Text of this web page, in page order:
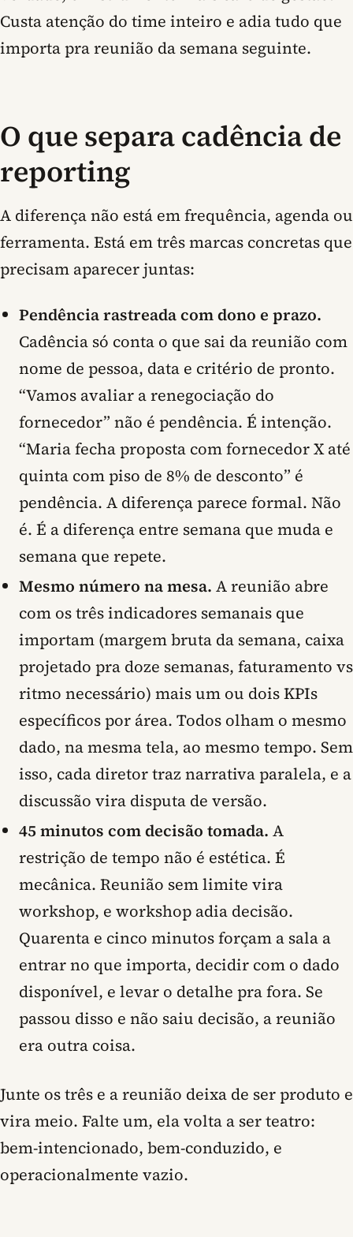
Custa atenção do time inteiro e adia tudo que
importa pra reunião da semana seguinte.
O que separa cadência de
reporting
A diferença não está em frequência, agenda ou
ferramenta. Está em três marcas concretas que
precisam aparecer juntas:
Pendência rastreada com dono e prazo.
Cadência só conta o que sai da reunião com
nome de pessoa, data e critério de pronto.
“Vamos avaliar a renegociação do
fornecedor” não é pendência. É intenção.
“Maria fecha proposta com fornecedor X até
quinta com piso de 8% de desconto” é
pendência. A diferença parece formal. Não
é. É a diferença entre semana que muda e
semana que repete.
Mesmo número na mesa. A reunião abre
com os três indicadores semanais que
importam (margem bruta da semana, caixa
projetado pra doze semanas, faturamento vs
ritmo necessário) mais um ou dois KPIs
específicos por área. Todos olham o mesmo
dado, na mesma tela, ao mesmo tempo. Sem
isso, cada diretor traz narrativa paralela, e a
discussão vira disputa de versão.
45 minutos com decisão tomada. A
restrição de tempo não é estética. É
mecânica. Reunião sem limite vira
workshop, e workshop adia decisão.
Quarenta e cinco minutos forçam a sala a
entrar no que importa, decidir com o dado
disponível, e levar o detalhe pra fora. Se
passou disso e não saiu decisão, a reunião
era outra coisa.
Junte os três e a reunião deixa de ser produto e
vira meio. Falte um, ela volta a ser teatro:
bem-intencionado, bem-conduzido, e
operacionalmente vazio.